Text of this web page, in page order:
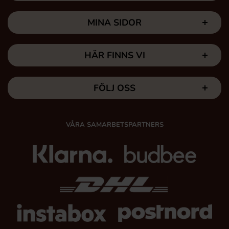
MINA SIDOR
HÄR FINNS VI
FÖLJ OSS
VÅRA SAMARBETSPARTNERS